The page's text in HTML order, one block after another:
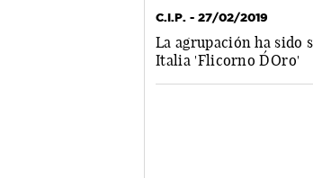
C.I.P. - 27/02/2019
La agrupación ha sido
Italia 'Flicorno D´Oro'